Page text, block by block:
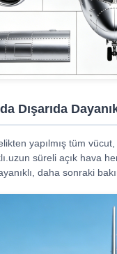
Dışarıda
yapılmış tüm
süreli açık hava
daha sonraki